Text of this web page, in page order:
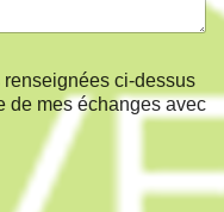
renseignées ci-dessus
de mes échanges avec